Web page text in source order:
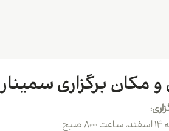
و مکان برگزاری سمینار